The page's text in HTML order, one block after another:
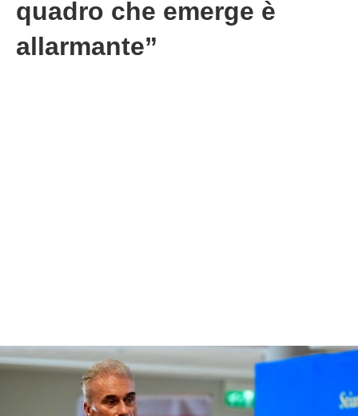
quadro che emerge è
allarmante”